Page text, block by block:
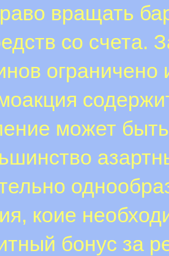
вращать
со счета.
может
коие
бонус за